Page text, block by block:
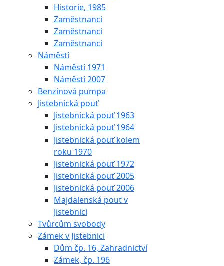
Historie, 1985
Zaměstnanci
Zaměstnanci
Zaměstnanci
Náměstí
Náměstí 1971
Náměstí 2007
Benzinová pumpa
Jistebnická pouť
Jistebnická pouť 1963
Jistebnická pouť 1964
Jistebnická pouť kolem
roku 1970
Jistebnická pouť 1972
Jistebnická pouť 2005
Jistebnická pouť 2006
Majdalenská pouť v
Jistebnici
Tvůrcům svobody
Zámek v Jistebnici
Dům čp. 16, Zahradnictví
Zámek, čp. 196